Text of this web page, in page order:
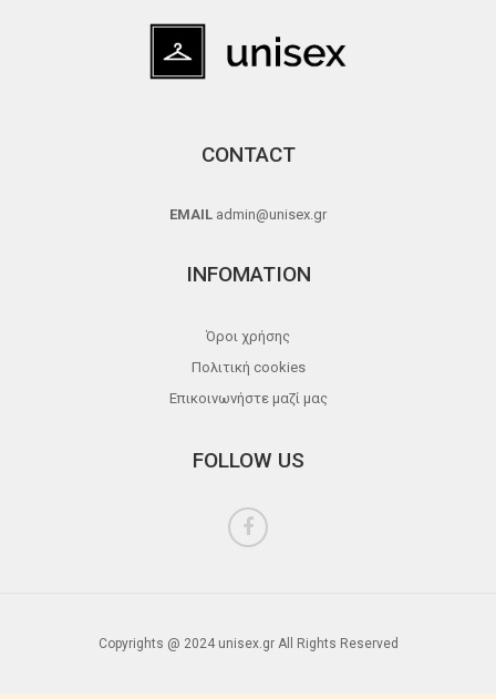
CONTACT
EMAIL admin@unisex.gr
INFOMATION
Όροι χρήσης
Πολιτική cookies
Επικοινωνήστε μαζί μας
FOLLOW US
Copyrights @ 2024 unisex.gr All Rights Reserved